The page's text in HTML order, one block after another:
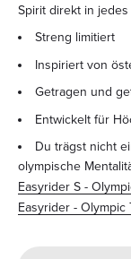
Spirit direkt in
Streng limitiert
Inspiriert von
Getragen und
Entwickelt für
Du trägst nicht
olympische
Easyrider S -
Easyrider - Olympic